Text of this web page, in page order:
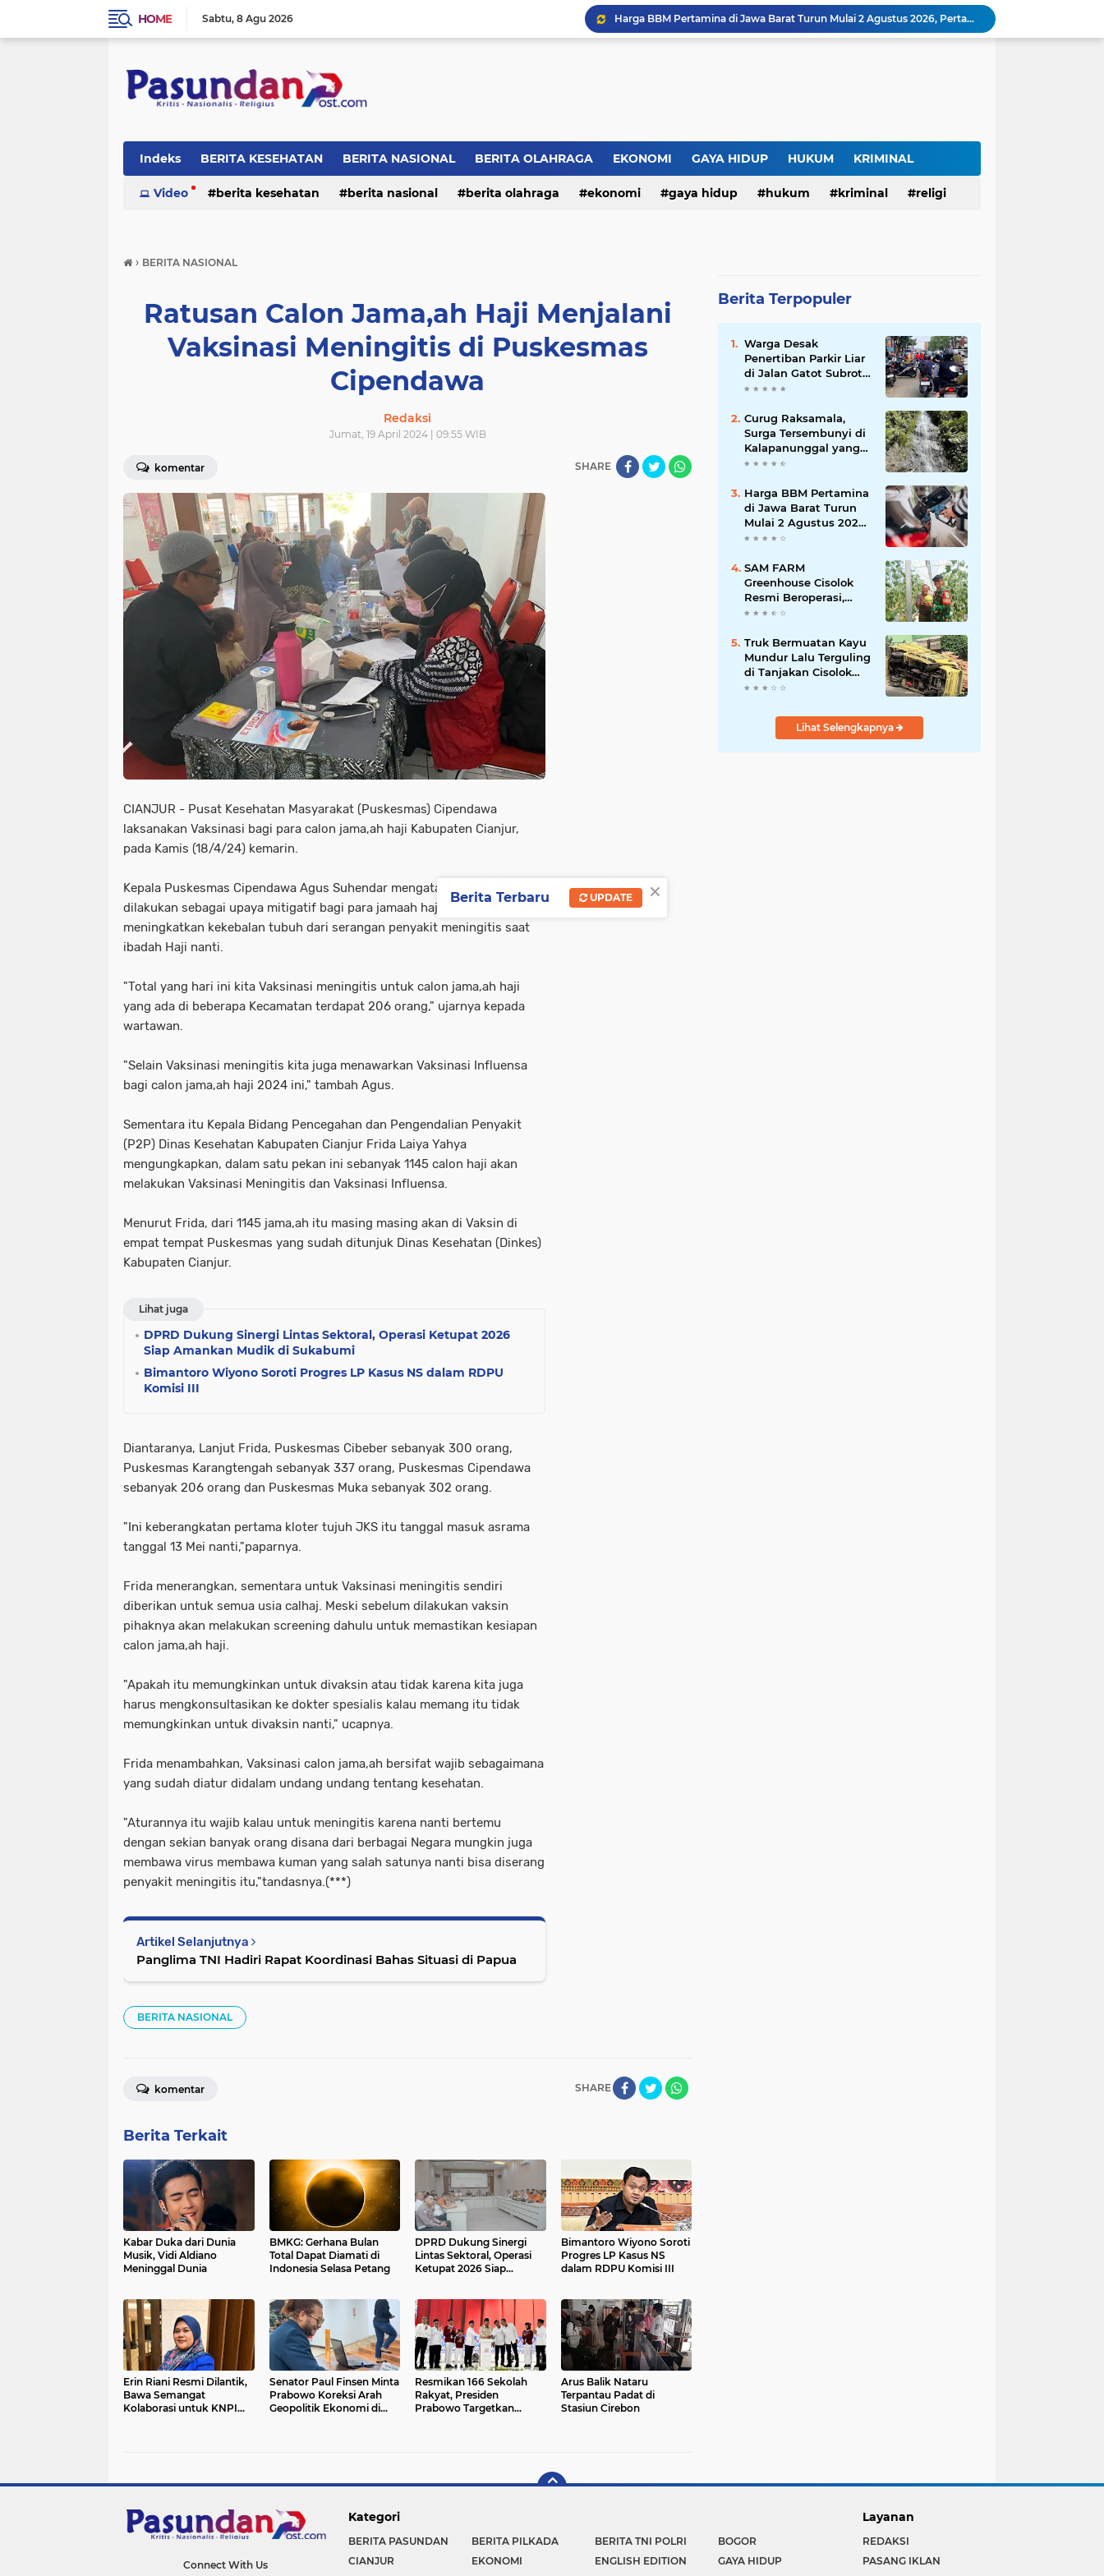
HOME Sabtu 8 Agu 2026
Harga BBM Pertamina di Jawa Barat Turun Mulai 2 Agustus 2026, Pertamax Jadi Rp15.950 per Liter, Cek Daftar Harga Terbaru
SAM FARM Greenhouse Cisolok Resmi Beroperasi, Hadirkan Wisata Petik Melon Premium dan Edukasi Pertanian Modern di Sukabumi
Situ Cisuba Sukabumi, Danau Cantik dengan Panggung Terapung yang Cocok Jadi Destinasi Libur Akhir Pekan
Indeks BERITA KESEHATAN BERITA NASIONAL BERITA OLAHRAGA EKONOMI GAYA HIDUP HUKUM KRIMINAL
RELIGI
Video berita kesehatan berita nasional berita olahraga ekonomi gaya hidup hukum kriminal religi
› BERITA NASIONAL
Ratusan Calon Jama,ah Haji Menjalani
Vaksinasi Meningitis di Puskesmas
Cipendawa
Redaksi
Jumat, 19 April 2024 | 09:55 WIB
komentar SHARE
CIANJUR - Pusat Kesehatan Masyarakat (Puskesmas) Cipendawa
laksanakan Vaksinasi bagi para calon jama,ah haji Kabupaten Cianjur,
pada Kamis (18/4/24) kemarin.
Kepala Puskesmas Cipendawa Agus Suhendar mengatakan, Vaksinasi ini
dilakukan sebagai upaya mitigatif bagi para jamaah haji untuk
meningkatkan kekebalan tubuh dari serangan penyakit meningitis saat
ibadah Haji nanti.
"Total yang hari ini kita Vaksinasi meningitis untuk calon jama,ah haji
yang ada di beberapa Kecamatan terdapat 206 orang," ujarnya kepada
wartawan.
"Selain Vaksinasi meningitis kita juga menawarkan Vaksinasi Influensa
bagi calon jama,ah haji 2024 ini," tambah Agus.
Sementara itu Kepala Bidang Pencegahan dan Pengendalian Penyakit
(P2P) Dinas Kesehatan Kabupaten Cianjur Frida Laiya Yahya
mengungkapkan, dalam satu pekan ini sebanyak 1145 calon haji akan
melakukan Vaksinasi Meningitis dan Vaksinasi Influensa.
Menurut Frida, dari 1145 jama,ah itu masing masing akan di Vaksin di
empat tempat Puskesmas yang sudah ditunjuk Dinas Kesehatan (Dinkes)
Kabupaten Cianjur.
Lihat juga
DPRD Dukung Sinergi Lintas Sektoral, Operasi Ketupat 2026
Siap Amankan Mudik di Sukabumi
Bimantoro Wiyono Soroti Progres LP Kasus NS dalam RDPU
Komisi III
Diantaranya, Lanjut Frida, Puskesmas Cibeber sebanyak 300 orang,
Puskesmas Karangtengah sebanyak 337 orang, Puskesmas Cipendawa
sebanyak 206 orang dan Puskesmas Muka sebanyak 302 orang.
"Ini keberangkatan pertama kloter tujuh JKS itu tanggal masuk asrama
tanggal 13 Mei nanti,"paparnya.
Frida menerangkan, sementara untuk Vaksinasi meningitis sendiri
diberikan untuk semua usia calhaj. Meski sebelum dilakukan vaksin
pihaknya akan melakukan screening dahulu untuk memastikan kesiapan
calon jama,ah haji.
"Apakah itu memungkinkan untuk divaksin atau tidak karena kita juga
harus mengkonsultasikan ke dokter spesialis kalau memang itu tidak
memungkinkan untuk divaksin nanti," ucapnya.
Frida menambahkan, Vaksinasi calon jama,ah bersifat wajib sebagaimana
yang sudah diatur didalam undang undang tentang kesehatan.
"Aturannya itu wajib kalau untuk meningitis karena nanti bertemu
dengan sekian banyak orang disana dari berbagai Negara mungkin juga
membawa virus membawa kuman yang salah satunya nanti bisa diserang
penyakit meningitis itu,"tandasnya.(***)
Artikel Selanjutnya
Panglima TNI Hadiri Rapat Koordinasi Bahas Situasi di Papua
BERITA NASIONAL
SHARE
komentar
Berita Terkait
Kabar Duka dari Dunia
Musik, Vidi Aldiano
Meninggal Dunia
BMKG: Gerhana Bulan
Total Dapat Diamati di
Indonesia Selasa Petang
DPRD Dukung Sinergi
Lintas Sektoral, Operasi
Ketupat 2026 Siap
Bimantoro Wiyono Soroti
Progres LP Kasus NS
dalam RDPU Komisi III
Erin Riani Resmi Dilantik,
Bawa Semangat
Kolaborasi untuk KNPI
Senator Paul Finsen Minta
Prabowo Koreksi Arah
Geopolitik Ekonomi di
Resmikan 166 Sekolah
Rakyat, Presiden
Prabowo Targetkan
Arus Balik Nataru
Terpantau Padat di
Stasiun Cirebon
Berita Terpopuler
Warga Desak
Penertiban Parkir Liar
di Jalan Gatot Subroto
Bandung, Kemacetan
Mengkhawatirkan
Curug Raksamala,
Surga Tersembunyi di
Kalapanunggal yang
Siap Menjadi Ikon
Kabupaten Sukabumi
Harga BBM Pertamina
di Jawa Barat Turun
Mulai 2 Agustus 2026,
Pertamax Jadi
Daftar Harga Terbaru
SAM FARM
Greenhouse Cisolok
Resmi Beroperasi,
Hadirkan Wisata Petik
Edukasi Pertanian
Modern di Sukabumi
Truk Bermuatan Kayu
Mundur Lalu Terguling
di Tanjakan Cisolok
Sukabumi, Polisi:
Menanjak
Lihat Selengkapnya
Connect With Us
Kategori
BERITA PASUNDAN BERITA PILKADA BERITA TNI POLRI
BOGOR
CIANJUR
EKONOMI ENGLISH EDITION
GAYA HIDUP
Layanan
REDAKSI
PASANG IKLAN
×
Berita Terbaru UPDATE